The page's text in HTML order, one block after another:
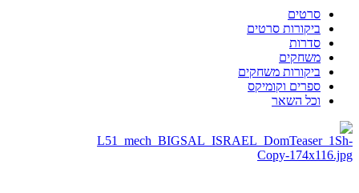
סרטים
ביקורות סרטים
סדרות
משחקים
ביקורות משחקים
ספרים וקומיקס
וכל השאר